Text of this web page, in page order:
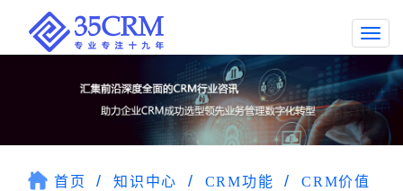
首页 知识中心 CRM功能
CRM价值